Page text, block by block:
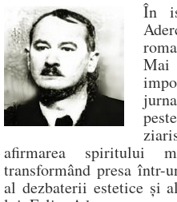
În
Mai
afirmarea spiritului
transformând presa
al dezbaterii estetice și